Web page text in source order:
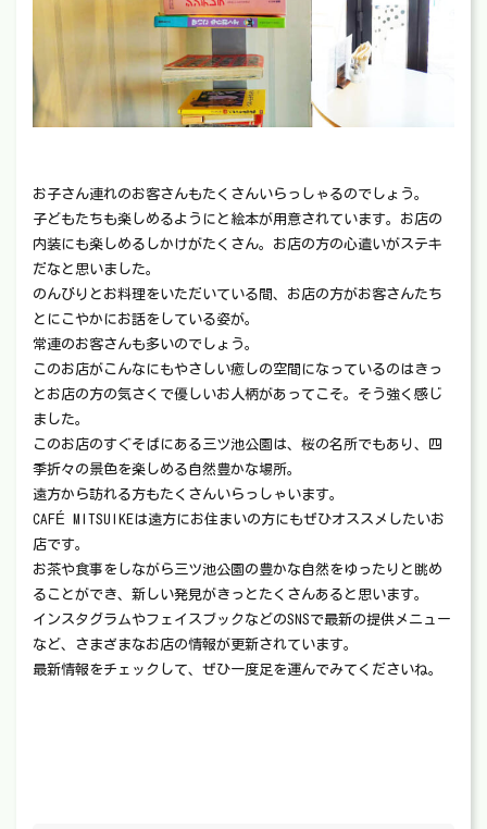
お子さん連れのお客さんもたくさんいらっしゃるのでしょう。
子どもたちも楽しめるようにと絵本が用意されています。お店の
内装にも楽しめるしかけがたくさん。お店の方の心遣いがステキ
だなと思いました。
のんびりとお料理をいただいている間、お店の方がお客さんたち
とにこやかにお話をしている姿が。
常連のお客さんも多いのでしょう。
このお店がこんなにもやさしい癒しの空間になっているのはきっ
とお店の方の気さくで優しいお人柄があってこそ。そう強く感じ
ました。
このお店のすぐそばにある三ツ池公園は、桜の名所でもあり、四
季折々の景色を楽しめる自然豊かな場所。
遠方から訪れる方もたくさんいらっしゃいます。
CAFÉ MITSUIKEは遠方にお住まいの方にもぜひオススメしたいお
店です。
お茶や食事をしながら三ツ池公園の豊かな自然をゆったりと眺め
ることができ、新しい発見がきっとたくさんあると思います。
インスタグラムやフェイスブックなどのSNSで最新の提供メニュー
など、さまざまなお店の情報が更新されています。
最新情報をチェックして、ぜひ一度足を運んでみてくださいね。